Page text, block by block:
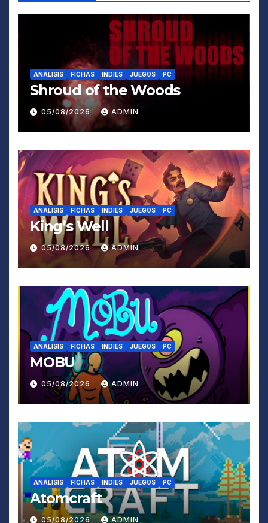
ANÁLISIS FICHAS INDIES JUEGOS PC
Shroud of the Woods
05/08/2026 ADMIN
ANÁLISIS FICHAS INDIES JUEGOS PC
King’s Well
05/08/2026 ADMIN
ANÁLISIS FICHAS INDIES JUEGOS PC
MOBU
05/08/2026 ADMIN
ANÁLISIS FICHAS INDIES JUEGOS PC
Atomcraft
05/08/2026 ADMIN